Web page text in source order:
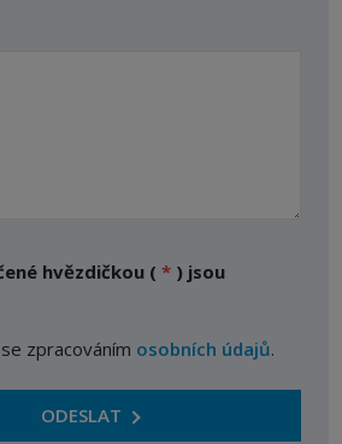
hvězdičkou ( * ) jsou
zpracováním osobních údajů.
ODESLAT